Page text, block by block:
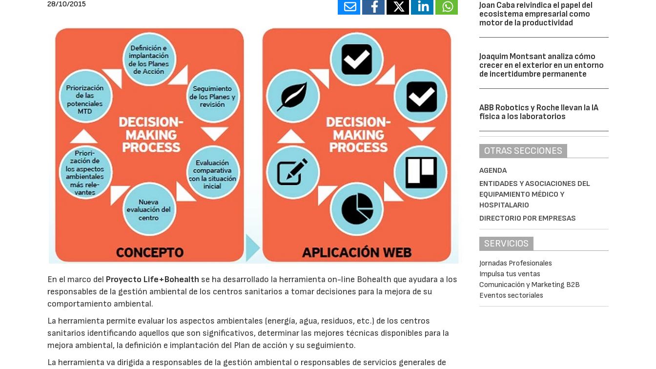
28/10/2015
En el marco del Proyecto Life+Bohealth se ha desarrollado la herramienta on-line Bohealth que ayudara a los
responsables de la gestión ambiental de los centros sanitarios a tomar decisiones para la mejora de su
comportamiento ambiental.
La herramienta permite evaluar los aspectos ambientales (energía, agua, residuos, etc.) de los centros
sanitarios identificando aquellos que son significativos, determinar las mejores técnicas disponibles para la
mejora ambiental, la definición e implantación del Plan de acción y su seguimiento.
La herramienta va dirigida a responsables de la gestión ambiental o responsables de servicios generales de
Joan Caba reivindica el papel del
ecosistema empresarial como
motor de la productividad
Joaquim Montsant analiza cómo
crecer en el exterior en un entorno
de incertidumbre permanente
ABB Robotics y Roche llevan la IA
física a los laboratorios
OTRAS SECCIONES
AGENDA
ENTIDADES Y ASOCIACIONES DEL
EQUIPAMIENTO MÉDICO Y
HOSPITALARIO
DIRECTORIO POR EMPRESAS
SERVICIOS
Jornadas Profesionales
Impulsa tus ventas
Comunicación y Marketing B2B
Eventos sectoriales